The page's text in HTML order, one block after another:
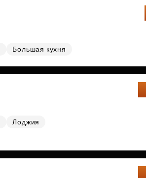
Большая кухня
Лоджия